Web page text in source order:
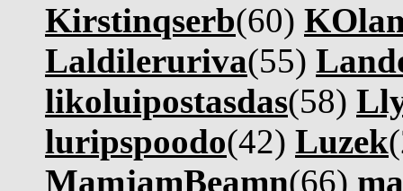
Kirstinqserb(60)
Laldileruriva(55)
likoluipostasdas(58)
luripspoodo(42) Luzek
MamjamBeamn(66)